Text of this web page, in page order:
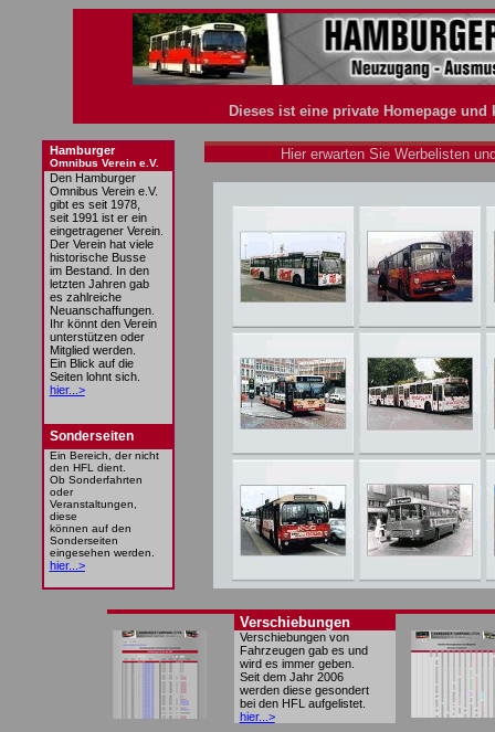
Dieses ist eine private Homepage
Hamburger
Omnibus Verein e.V.
Hier erwarten Sie Werbelisten
Den Hamburger
Omnibus Verein e.V.
gibt es seit 1978,
seit 1991 ist er ein
eingetragener Verein.
Der Verein hat viele
historische Busse
im Bestand. In den
letzten Jahren gab
es zahlreiche
Neuanschaffungen.
Ihr könnt den Verein
unterstützen oder
Mitglied werden.
Ein Blick auf die
Seiten lohnt sich.
hier...>
Sonderseiten
Ein Bereich, der nicht
den HFL dient.
Ob Sonderfahrten
oder
Veranstaltungen,
diese
können auf den
Sonderseiten
eingesehen werden.
hier...>
Verschiebungen
Verschiebungen von
Fahrzeugen gab es und
wird es immer geben.
Seit dem Jahr 2006
werden diese gesondert
bei den HFL aufgelistet.
hier...>